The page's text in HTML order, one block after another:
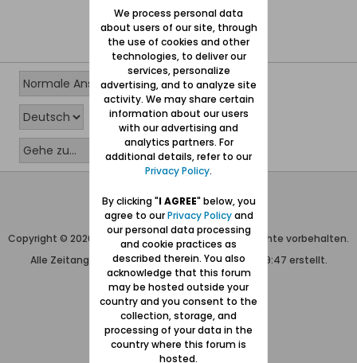
Wolfgang Naujocks MMXXVI
Powered byvBulletin®
Copyright © 2026 MH Sub I, LLC dba vBulletin. Alle Rechte vorbehalten.
Alle Zeitangaben in WEZ+1. Die Seite wurde um 19:47 erstellt.
We process personal data
about users of our site, through
the use of cookies and other
technologies, to deliver our
services, personalize
advertising, and to analyze site
activity. We may share certain
information about our users
with our advertising and
analytics partners. For
additional details, refer to our
Privacy Policy.
By clicking "I AGREE" below, you
agree to ourPrivacy Policyand
our personal data processing
and cookie practices as
described therein. You also
acknowledge that this forum
may be hosted outside your
country and you consent to the
collection, storage, and
processing of your data in the
country where this forum is
hosted.